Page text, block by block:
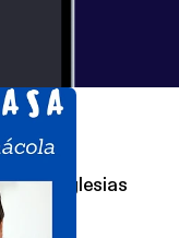
Grijó Iglesias